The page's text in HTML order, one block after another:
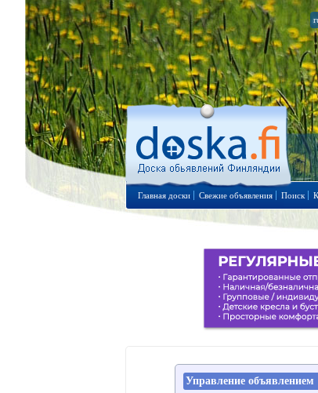
Главная доски Свежие объявления Поиск
Управление объявлением